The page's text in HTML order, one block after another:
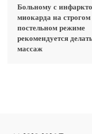
Больному с
миокарда на строгом
постельном режиме
рекомендуется
массаж